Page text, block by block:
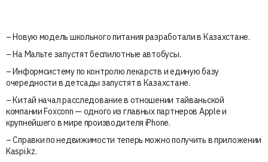
– Новую модель школьного питания разработали в Казахстане.
– На Мальте запустят беспилотные автобусы.
– Информсистему по контролю лекарств и единую базу
очередности в детсады запустят в Казахстане.
– Китай начал расследование в отношении тайваньской
компании Foxconn — одного из главных партнеров Apple и
крупнейшего в мире производителя iPhone.
– Справки по недвижимости теперь можно получить в приложении
Kaspi.kz.